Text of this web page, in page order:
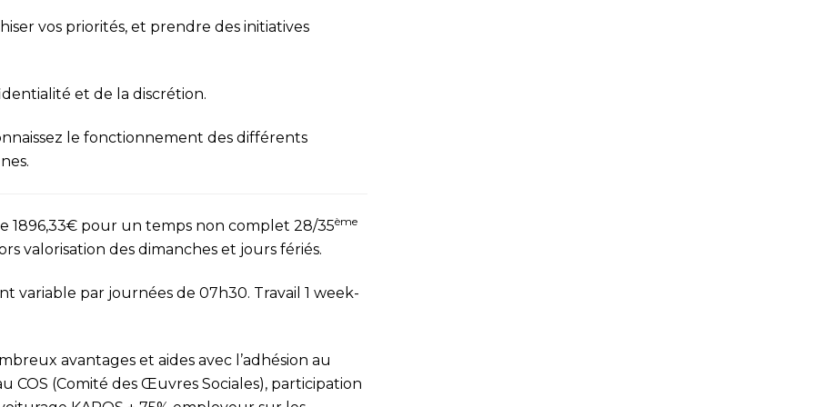
vos priorités, et prendre des initiatives
et de la discrétion.
le fonctionnement des différents
1896,33€ pour un temps non complet 28/35ème
valorisation des dimanches et jours fériés.
variable par journées de 07h30. Travail 1 week-
avantages et aides avec l’adhésion au
COS (Comité des Œuvres Sociales), participation